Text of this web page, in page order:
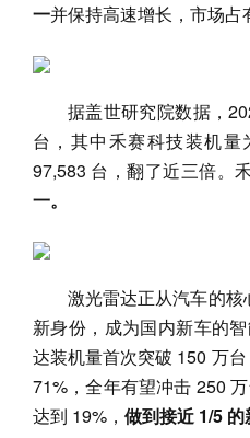
一并保持高速增长，市场
据盖世研究院数据，
台，其中禾赛科技装机
97,583 台，翻了近三倍。
一。
激光雷达正从汽车的核
新身份，成为国内新车的
达装机量首次突破 150 万
71%，全年有望冲击 250
达到 19%， 做到接近 1/5